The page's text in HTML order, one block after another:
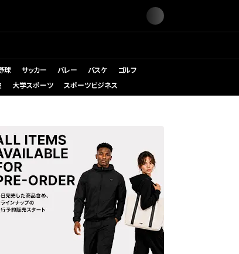
球 サッカー バレー バスケ
ゴルフ
大学スポーツ スポーツビジネス